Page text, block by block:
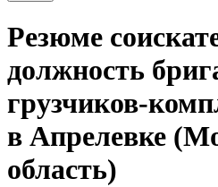
Резюме
должность
грузчиков-
в Апрелевке
область)